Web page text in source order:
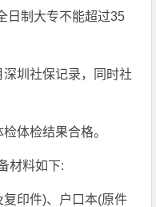
日制大专不能超过35
圳社保记录，同时社
体检结果合格。
材料如下:
印件)、户口本(原件